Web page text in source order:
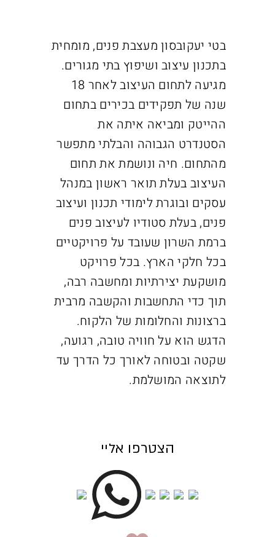
בטי יעקובסון מעצבת פנים, מומחית
בתכנון עיצוב ושיפוץ בתי מגורים.
מגיעה לתחום העיצוב לאחר 18
שנה של תפקידים בכירים בתחום
ההייטק ומביאה איתה את
הסטנדרט הגבוהה והבלתי מתפשר
מהתחום. חיה ונושמת את תחום
העיצובבעלת תואר ראשון במנהל
עסקים ובוגרת לימודי תכנון ועיצוב
פנים, בעלת סטודיו לעיצוב פנים
ברמת השרון שעובד על פרויקטיים
בכל חלקי הארץ. בכל פרויקט
מושקעת יצירתיות ומחשבה רבה,
תוך כדי התחשבות והקשבה מרבית
ברצונות והחלומות של הלקוח.
הדגש הוא על חוויה טובה, רגועה,
שקטה ובטוחה לאורך כל הדרך עד
לתוצאה המושלמת.
הצטרפו אליי